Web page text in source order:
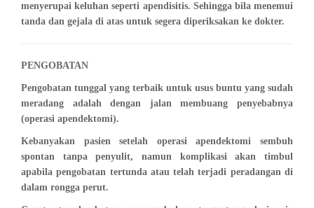
menyerupai keluhan seperti apendisitis. Sehingga bila menemui
tanda dan gejala di atas untuk segera diperiksakan ke dokter.
PENGOBATAN
Pengobatan tunggal yang terbaik untuk usus buntu yang sudah
meradang adalah dengan jalan membuang penyebabnya
(operasi apendektomi).
Kebanyakan pasien setelah operasi apendektomi sembuh
spontan tanpa penyulit, namun komplikasi akan timbul
apabila pengobatan tertunda atau telah terjadi peradangan di
dalam rongga perut.